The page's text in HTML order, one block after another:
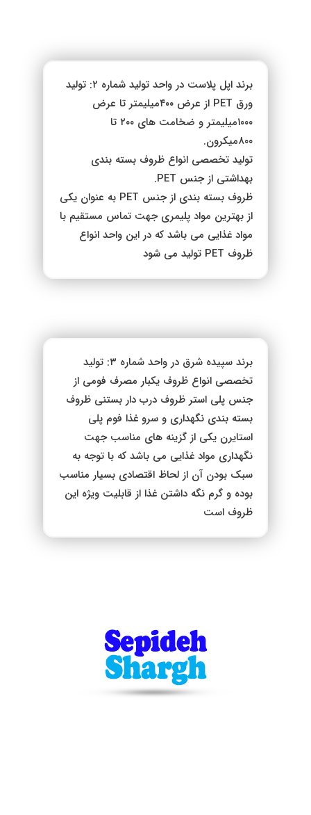
برند اپل پلاست در واحد تولید شماره ۲: تولید
ورق PET از عرض ۴۰۰میلیمتر تا عرض
۱۰۰۰میلیمتر و ضخامت های ۲۰۰ تا
۸۰۰میکرون.
تولید تخصصی انواع ظروف بسته بندی
بهداشتی از جنس PET.
ظروف بسته بندی از جنس PET به عنوان یکی
از بهترین مواد پلیمری جهت تماس مستقیم با
مواد غذایی می باشد که در این واحد انواع
ظروف PET تولید می شود
برند سپیده شرق در واحد شماره ۳: تولید
تخصصی انواع ظروف یکبار مصرف فومی از
جنس پلی استر ظروف درب دار بستنی ظروف
بسته بندی نگهداری و سرو غذا فوم پلی
استایرن یکی از گزینه های مناسب جهت
نگهداری مواد غذایی می باشد که با توجه به
سبک بودن آن از لحاظ اقتصادی بسیار مناسب
بوده و گرم نگه داشتن غذا از قابلیت ویژه این
ظروف است